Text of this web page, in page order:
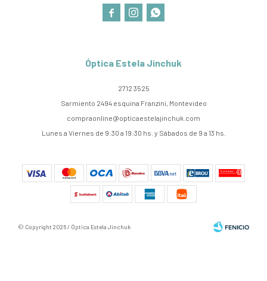
Óptica Estela Jinchuk
2712 3525
Sarmiento 2494 esquina Franzini, Montevideo
compraonline@opticaestelajinchuk.com
Lunes a Viernes de 9:30 a 19:30 hs. y Sábados de 9 a 13 hs.
  
© Copyright 2026 / Óptica Estela Jinchuk